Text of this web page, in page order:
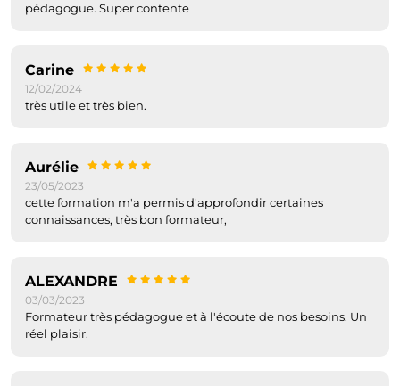
pédagogue. Super contente
Carine
12/02/2024
très utile et très bien.
Aurélie
23/05/2023
cette formation m'a permis d'approfondir certaines
connaissances, très bon formateur,
ALEXANDRE
03/03/2023
Formateur très pédagogue et à l'écoute de nos besoins. Un
réel plaisir.